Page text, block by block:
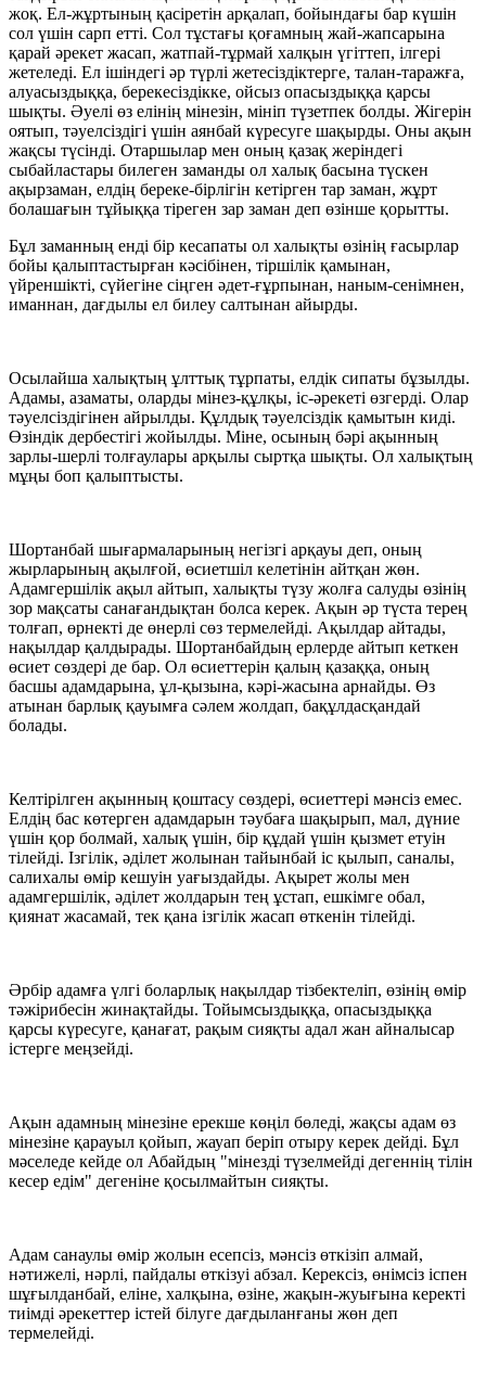
жоқ. Ел-жұртының қасіретін арқалап, бойындағы бар күшін
сол үшін сарп етті. Сол тұстағы қоғамның жай-жапсарына
қарай әрекет жасап, жатпай-тұрмай халқын үгіттеп, ілгері
жетеледі. Ел ішіндегі әр түрлі жетесіздіктерге, талан-таражға,
алуасыздыққа, берекесіздікке, ойсыз опасыздыққа қарсы
шықты. Әуелі өз елінің мінезін, мініп түзетпек болды. Жігерін
оятып, тәуелсіздігі үшін аянбай күресуге шақырды. Оны ақын
жақсы түсінді. Отаршылар мен оның қазақ жеріндегі
сыбайластары билеген заманды ол халық басына түскен
ақырзаман, елдің береке-бірлігін кетірген тар заман, жұрт
болашағын тұйыққа тіреген зар заман деп өзінше қорытты.
Бұл заманның енді бір кесапаты ол халықты өзінің ғасырлар
бойы қалыптастырған кәсібінен, тіршілік қамынан,
үйреншікті, сүйегіне сіңген әдет-ғұрпынан, наным-сенімнен,
иманнан, дағдылы ел билеу салтынан айырды.
Осылайша халықтың ұлттық тұрпаты, елдік сипаты бұзылды.
Адамы, азаматы, оларды мінез-құлқы, іс-әрекеті өзгерді. Олар
тәуелсіздігінен айрылды. Құлдық тәуелсіздік қамытын киді.
Өзіндік дербестігі жойылды. Міне, осының бәрі ақынның
зарлы-шерлі толғаулары арқылы сыртқа шықты. Ол халықтың
мұңы боп қалыптысты.
Шортанбай шығармаларының негізгі арқауы деп, оның
жырларының ақылғой, өсиетшіл келетінін айтқан жөн.
Адамгершілік ақыл айтып, халықты түзу жолға салуды өзінің
зор мақсаты санағандықтан болса керек. Ақын әр түста терең
толғап, өрнекті де өнерлі сөз термелейді. Ақылдар айтады,
нақылдар қалдырады. Шортанбайдың ерлерде айтып кеткен
өсиет сөздері де бар. Ол өсиеттерін қалың қазаққа, оның
басшы адамдарына, ұл-қызына, кәрі-жасына арнайды. Өз
атынан барлық қауымға сәлем жолдап, бақұлдасқандай
болады.
Келтірілген ақынның қоштасу сөздері, өсиеттері мәнсіз емес.
Елдің бас көтерген адамдарын тәубаға шақырып, мал, дүние
үшін қор болмай, халық үшін, бір құдай үшін қызмет етуін
тілейді. Ізгілік, әділет жолынан тайынбай іс қылып, саналы,
салихалы өмір кешуін уағыздайды. Ақырет жолы мен
адамгершілік, әділет жолдарын тең ұстап, ешкімге обал,
қиянат жасамай, тек қана ізгілік жасап өткенін тілейді.
Әрбір адамға үлгі боларлық нақылдар тізбектеліп, өзінің өмір
тәжірибесін жинақтайды. Тойымсыздыққа, опасыздыққа
қарсы күресуге, қанағат, рақым сияқты адал жан айналысар
істерге меңзейді.
Ақын адамның мінезіне ерекше көңіл бөледі, жақсы адам өз
мінезіне қарауыл қойып, жауап беріп отыру керек дейді. Бұл
мәселеде кейде ол Абайдың "мінезді түзелмейді дегеннің тілін
кесер едім" дегеніне қосылмайтын сияқты.
Адам санаулы өмір жолын есепсіз, мәнсіз өткізіп алмай,
нәтижелі, нәрлі, пайдалы өткізуі абзал. Керексіз, өнімсіз іспен
шұғылданбай, еліне, халқына, өзіне, жақын-жуығына керекті
тиімді әрекеттер істей білуге дағдыланғаны жөн деп
термелейді.